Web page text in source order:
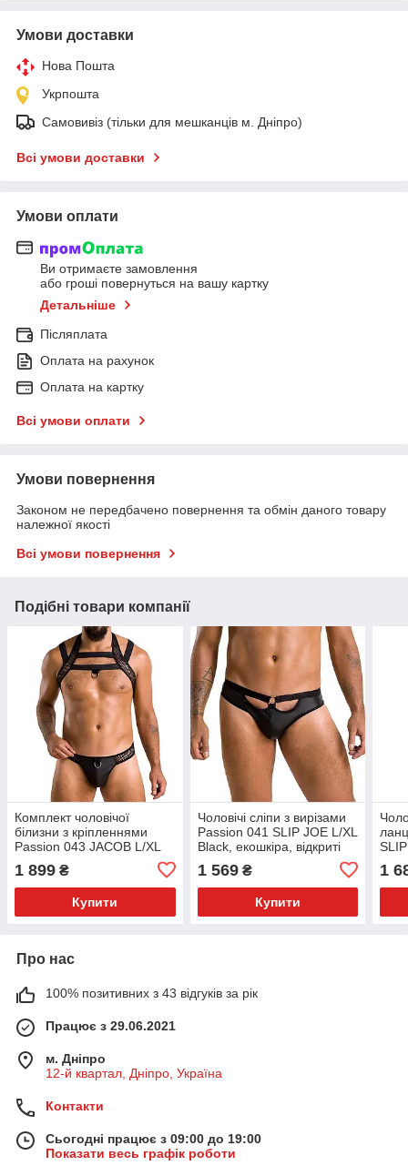
Умови доставки
Нова Пошта
Укрпошта
Самовивіз (тільки для мешканців м. Дніпро)
Всі умови доставки
Умови оплати
Ви отримаєте замовлення
або гроші повернуться на вашу картку
Детальніше
Післяплата
Оплата на рахунок
Оплата на картку
Всі умови оплати
Умови повернення
Законом не передбачено повернення та обмін даного товару
належної якості
Всі умови повернення
Подібні товари компанії
Комплект чоловічої
білизни з кріпленнями
Passion 043 JACOB L/XL
1 899 ₴
Купити
Чоловічі сліпи з вирізами
Passion 041 SLIP JOE L/XL
Black, екошкіра, відкриті
1 569₴
Купити
1
Про нас
100% позитивних з 43 відгуків за рік
Працює з 29.06.2021
м. Дніпро
12-й квартал, Дніпро, Україна
Контакти
Сьогодні працює з 09:00 до 19:00
Показати весь графік роботи